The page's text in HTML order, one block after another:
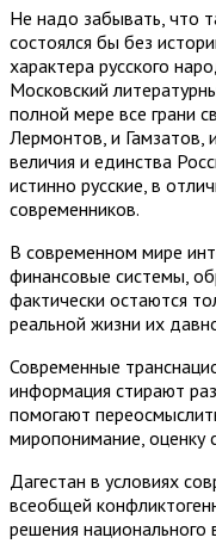
Не надо забывать, что
состоялся бы без
характера русского
Московский
полной мере все грани
Лермонтов, и Гамзатов,
величия и единства
истинно русские, в
современников.
В современном мире
финансовые системы,
фактически остаются
реальной жизни их
Современные
информация стирают
помогают
миропонимание, оценку
Дагестан в условиях
всеобщей
решения национального